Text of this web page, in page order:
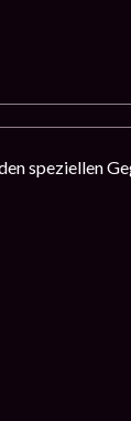
speziellen